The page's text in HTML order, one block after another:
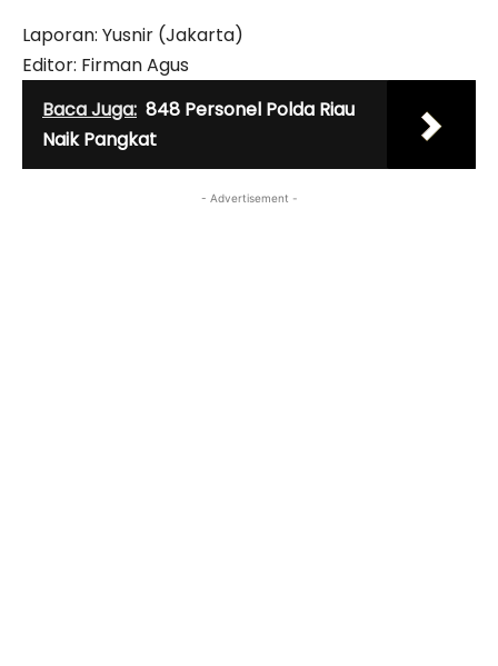
Laporan: Yusnir (Jakarta)
Editor: Firman Agus
Baca Juga: 848 Personel Polda Riau
Naik Pangkat
- Advertisement -